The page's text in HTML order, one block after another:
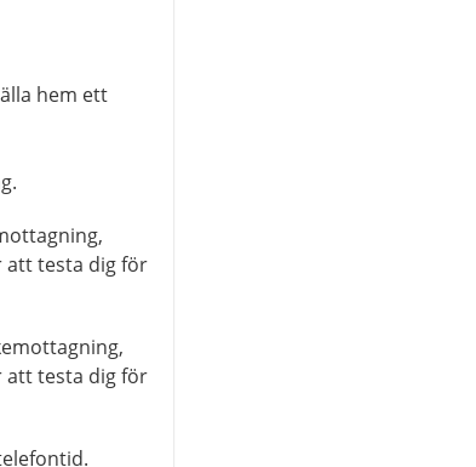
hem ett
att testa dig för
att testa dig för